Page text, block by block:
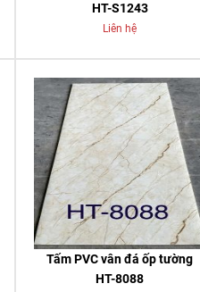
HT-S1243
Liên hệ
Tấm PVC vân đá ốp tường
HT-8088